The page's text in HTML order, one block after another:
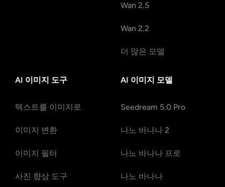
Wan 2.5
Wan 2.2
더 많은 모델
AI 이미지 도구
텍스트를 이미지로
이미지 변환
이미지 필터
사진 향상 도구
AI 이미지 모델
Seedream 5.0 Pro
나노 바나나 2
나노 바나나 프로
나노 바나나